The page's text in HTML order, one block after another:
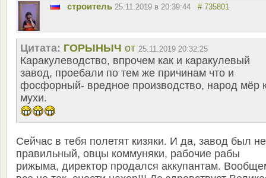
строитель 25.11.2019 в 20:39:44 # 735801
Цитата: ГОРЫНЫЧ от 25.11.2019 20:32:25
Каракулеводство, впрочем как и каракулевый
завод, проебали по тем же причинам что и
фосфорный- вредное производство, народ мёр
мухи.
Сейчас в тебя полетят кизяки. И да, завод был не
правильный, овцы коммуняки, рабочие рабы
рижыма, директор продался аккупантам.